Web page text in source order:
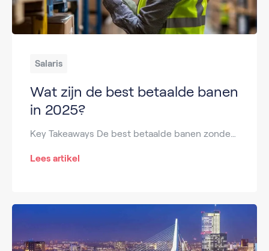
Salaris
Wat zijn de best betaalde banen
in 2025?
Lees artikel